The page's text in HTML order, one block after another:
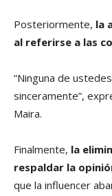
Posteriormente, la
al referirse a las
“Ninguna de
sinceramente”,
Maira.
Finalmente, la
respaldar la
que la influencer